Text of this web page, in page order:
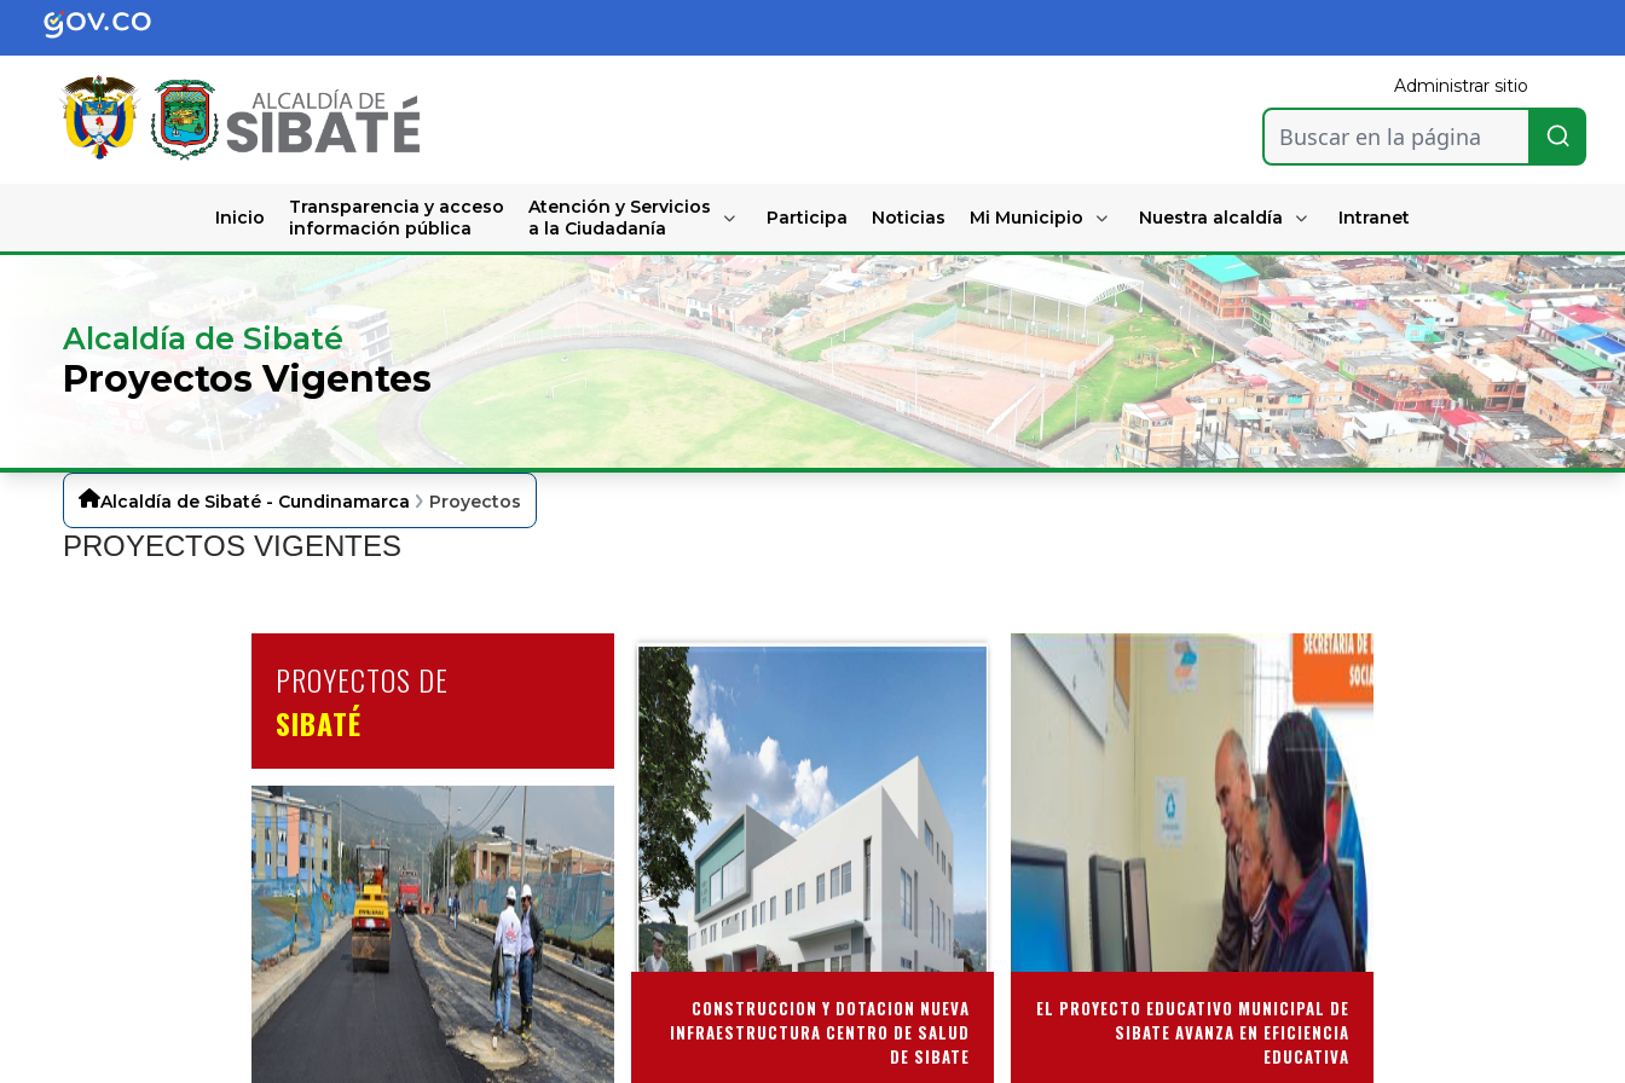
Administrar sitio
Buscar en la página
Inicio
Transparencia y acceso
información pública
Atención y Servicios
a la Ciudadanía
Participa Noticias Mi Municipio Nuestra alcaldía Intranet
Alcaldía de Sibaté
Proyectos Vigentes
Alcaldía de Sibaté - Cundinamarca Proyectos
​PROYECTO​S VIGENTES